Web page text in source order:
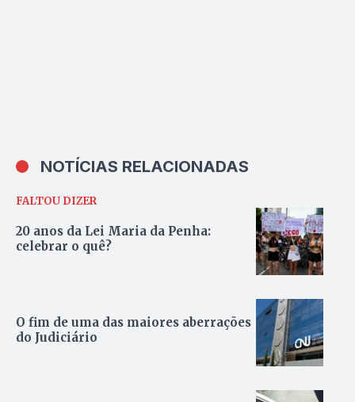
NOTÍCIAS RELACIONADAS
FALTOU DIZER
20 anos da Lei Maria da Penha:
celebrar o quê?
O fim de uma das maiores aberrações
do Judiciário